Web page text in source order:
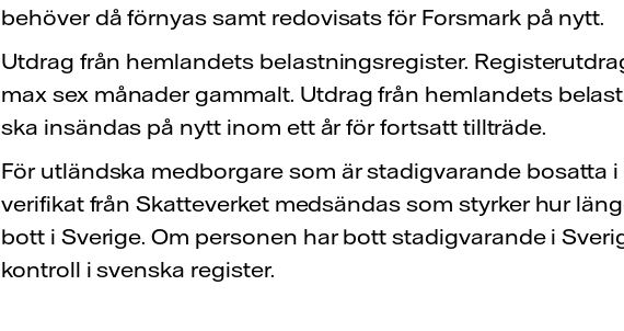
behöver då förnyas samt redovisats för Forsmark på nytt.
Utdrag från hemlandets belastningsregister.
max sex månader gammalt. Utdrag från hemlandets
ska insändas på nytt inom ett år för fortsatt tillträde.
För utländska medborgare som är stadigvarande bosatta i
verifikat från Skatteverket medsändas som styrker hur
bott i Sverige. Om personen har bott stadigvarande i
kontroll i svenska register.